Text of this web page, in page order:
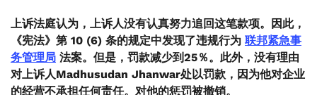
上诉法庭认为，上诉人没有认真努力追回这笔款项。因此，
《宪法》第 10 (6) 条的规定中发现了违规行为 联邦紧急事
务管理局 法案。但是，罚款减少到25％。此外，没有理由
对上诉人Madhusudan Jhanwar处以罚款，因为他对企业
的经营不承担任何责任。对他的惩罚被撤销。